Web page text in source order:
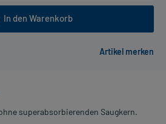
In den Warenkorb
superabsorbierenden Saugkern.